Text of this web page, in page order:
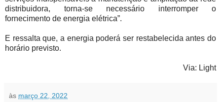
distribuidora, torna-se necessário interromper o
fornecimento de energia elétrica”.
E ressalta que, a energia poderá ser restabelecida antes do
horário previsto.
Via: Light
às março 22, 2022